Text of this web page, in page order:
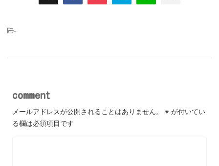
-
comment
メールアドレスが公開されることはありません。 ※ が付いてい
る欄は必須項目です